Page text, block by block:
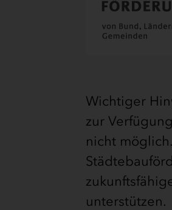
Wichtiger
zur
nicht
unterstützen.